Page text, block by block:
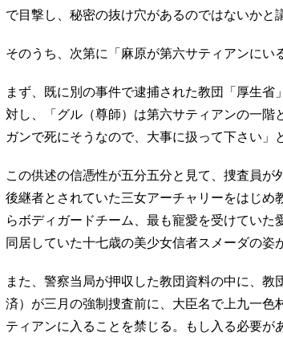
で目撃し、秘密の抜け穴があるのではないかと
そのうち、次第に「麻原が第六サティアンにい
まず、既に別の事件で逮捕された教団「厚生
対し、「グル（尊師）は第六サティアンの一階
ガンで死にそうなので、大事に扱って下さい」
この供述の信憑性が五分五分と見て、捜査員
後継者とされていた三女アーチャリーをはじめ
らボディガードチーム、最も寵愛を受けていた
同居していた十七歳の美少女信者スメーダの姿
また、警察当局が押収した教団資料の中に、
済）が三月の強制捜査前に、大臣名で上九一色
ティアンに入ることを禁じる。もし入る必要が